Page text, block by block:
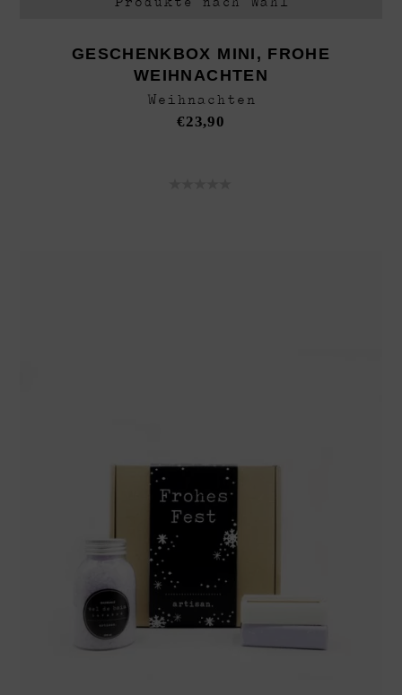
GESCHENKBOX MINI, FROHE
WEIHNACHTEN
Weihnachten
€23,90